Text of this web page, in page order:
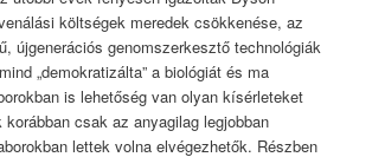
költségek meredek csökkenése, az
újgenerációs genomszerkesztő technológiák
„demokratizálta” a biológiát és ma
is lehetőség van olyan kísérleteket
csak az anyagilag legjobban
lettek volna elvégezhetők. Részben